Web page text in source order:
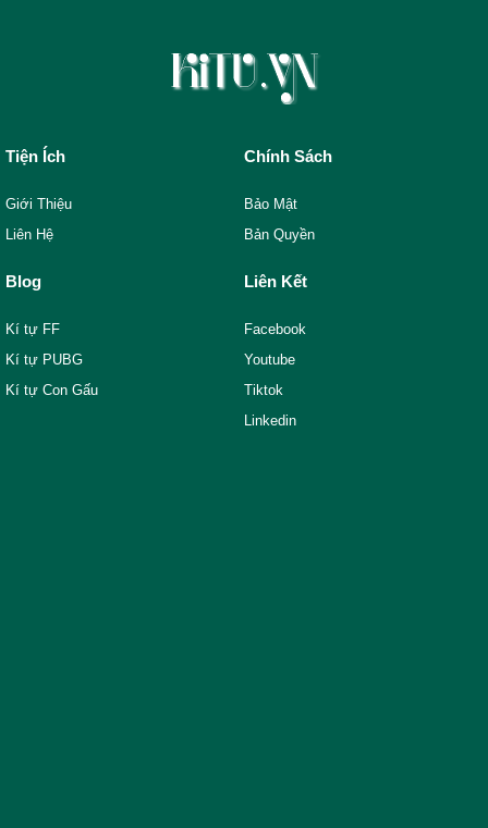
Tiện Ích
Giới Thiệu
Liên Hệ
Chính Sách
Bảo Mật
Bản Quyền
Blog
Kí tự FF
Kí tự PUBG
Kí tự Con Gấu
Liên Kết
Facebook
Youtube
Tiktok
Linkedin